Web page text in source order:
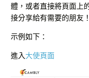
體，或者直接將頁面上
接分享給有需要
示例如下：
進入大使頁面